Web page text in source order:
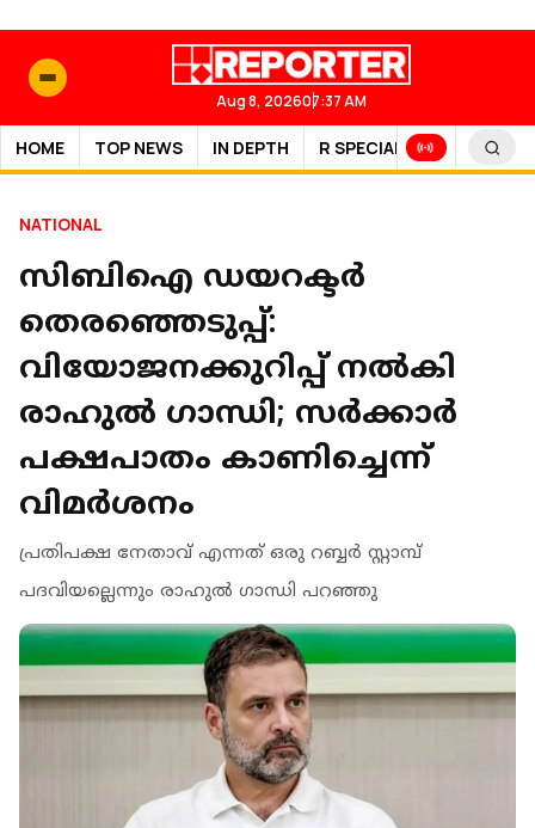
Aug 8, 202607:37 AM
HOME TOP NEWS IN DEPTH R SPECIAL SPORTS
NATIONAL
സിബിഐ ഡയറക്ടർ
തെരഞ്ഞെടുപ്പ്:
വിയോജനക്കുറിപ്പ് നൽകി
രാഹുൽ ഗാന്ധി; സ‍ർക്കാർ
പക്ഷപാതം കാണിച്ചെന്ന്
വിമർശനം
പ്രതിപക്ഷ നേതാവ് എന്നത് ഒരു റബ്ബർ സ്റ്റാമ്പ്
പദവിയല്ലെന്നും രാഹുൽ ​ഗാന്ധി പറഞ്ഞു